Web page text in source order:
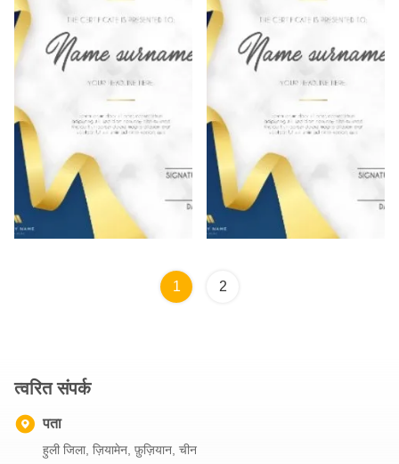
1 2
त्वरित संपर्क
पता
हुली जिला, ज़ियामेन, फ़ुज़ियान, चीन